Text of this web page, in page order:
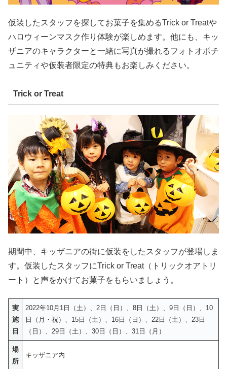
仮装したスタッフを探してお菓子を集めるTrick or Treatや
ハロウィーンマスク作り体験が楽しめます。他にも、キッ
ザニアのキャラクターと一緒に写真が撮れるフォトオポチ
ュニティや仮装者限定の特典もお楽しみください。
Trick or Treat
期間中、キッザニアの街に仮装をしたスタッフが登場しま
す。仮装したスタッフにTrick or Treat（トリックオアトリ
ート）と声をかけてお菓子をもらいましょう。
実
施
日
2022年10月1日（土）、2日（日）、8日（土）、9日（日）、10
日（月・祝）、15日（土）、16日（日）、22日（土）、23日
（日）、29日（土）、30日（日）、31日（月）
場
所
キッザニア内